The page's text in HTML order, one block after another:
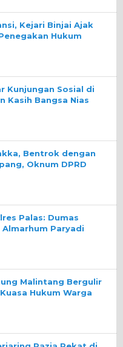
Kejari Binjai Ajak
Hukum
Kunjungan Sosial di
Kasih Bangsa Nias
Bentrok dengan
Oknum DPRD
Palas: Dumas
Paryadi
Malintang Bergulir
Hukum Warga